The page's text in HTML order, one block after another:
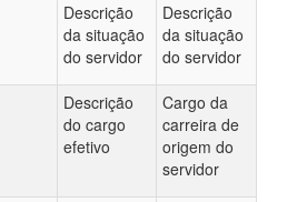
Descrição
da situação
do servidor
Descrição
da situação
do servidor
Descrição
do cargo
efetivo
Cargo da
carreira de
origem do
servidor